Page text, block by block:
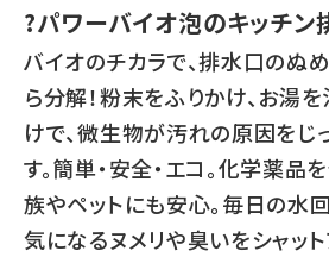
?パワーバイオ泡のキッチン
バイオのチカラで、排水口のぬ
ら分解！粉末をふりかけ、お湯
けで、微生物が汚れの原因をじ
す。簡単・安全・エコ。化学薬品
族やペットにも安心。毎日の水
気になるヌメリや臭いをシャッ